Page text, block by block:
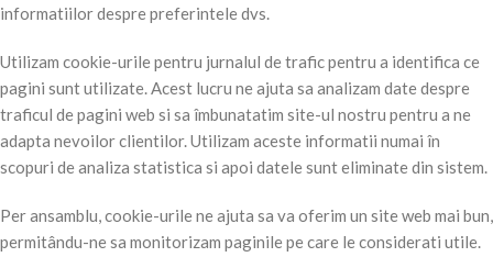
informatiilor despre preferintele dvs.
Utilizam cookie-urile pentru jurnalul de trafic pentru a identifica ce
pagini sunt utilizate. Acest lucru ne ajuta sa analizam date despre
traficul de pagini web si sa îmbunatatim site-ul nostru pentru a ne
adapta nevoilor clientilor. Utilizam aceste informatii numai în
scopuri de analiza statistica si apoi datele sunt eliminate din sistem.
Per ansamblu, cookie-urile ne ajuta sa va oferim un site web mai bun,
permitându-ne sa monitorizam paginile pe care le considerati utile.